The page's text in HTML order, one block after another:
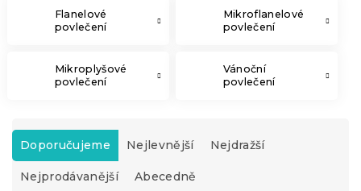
Flanelové
povlečení
Mikroflanelové
povlečení
Mikroplyšové
povlečení
Vánoční
povlečení
Ř
z
e
Doporučujeme Nejlevnější Nejdražší
Nejprodávanější Abecedně